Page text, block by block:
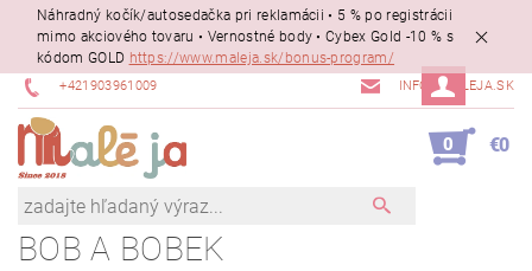
Náhradný kočík/autosedačka pri reklamácii • 5 % po registrácii
mimo akciového tovaru • Vernostné body • Cybex Gold -10 % s
kódom GOLD https://www.maleja.sk/bonus-program/
+421903961009 INFO@MALEJA.SK
0 €0
BOB A BOBEK